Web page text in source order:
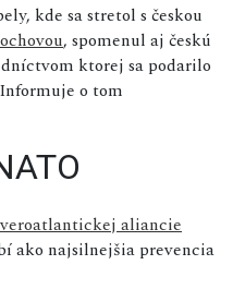
kde sa stretol s českou
, spomenul aj českú
ktorej sa podarilo
o tom
aliancie
ako najsilnejšia prevencia